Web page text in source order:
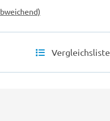
Vergleichsliste